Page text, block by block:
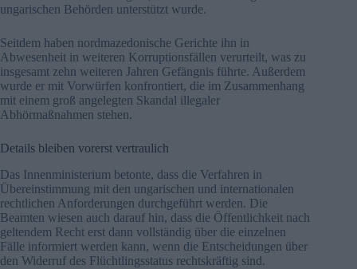
ungarischen Behörden unterstützt wurde.
Seitdem haben nordmazedonische Gerichte ihn in
Abwesenheit in weiteren Korruptionsfällen verurteilt, was zu
insgesamt zehn weiteren Jahren Gefängnis führte. Außerdem
wurde er mit Vorwürfen konfrontiert, die im Zusammenhang
mit einem groß angelegten Skandal illegaler
Abhörmaßnahmen stehen.
Details bleiben vorerst vertraulich
Das Innenministerium betonte, dass die Verfahren in
Übereinstimmung mit den ungarischen und internationalen
rechtlichen Anforderungen durchgeführt werden. Die
Beamten wiesen auch darauf hin, dass die Öffentlichkeit nach
geltendem Recht erst dann vollständig über die einzelnen
Fälle informiert werden kann, wenn die Entscheidungen über
den Widerruf des Flüchtlingsstatus rechtskräftig sind.